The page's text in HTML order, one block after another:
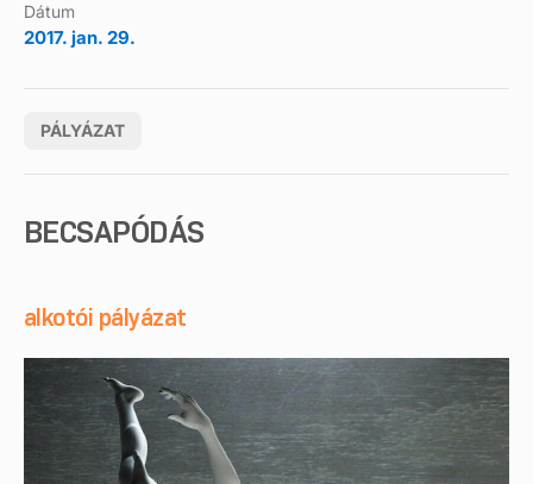
Dátum
2017. jan. 29.
PÁLYÁZAT
BECSAPÓDÁS
alkotói pályázat